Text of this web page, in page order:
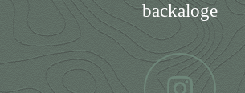
backaloge